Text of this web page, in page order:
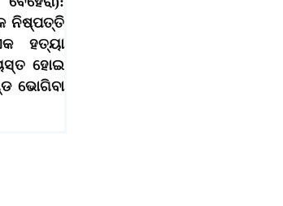
ନିଷ୍ପତ୍ତି
ହତ୍ୟା
ହୋଇ
ଭୋଗିବା